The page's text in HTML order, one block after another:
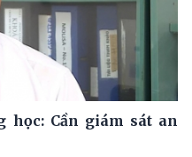
học: Cần giám sát an